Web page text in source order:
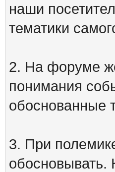
наши
тематики
2. На форуме
понимания
обоснованные
3. При
обосновывать.